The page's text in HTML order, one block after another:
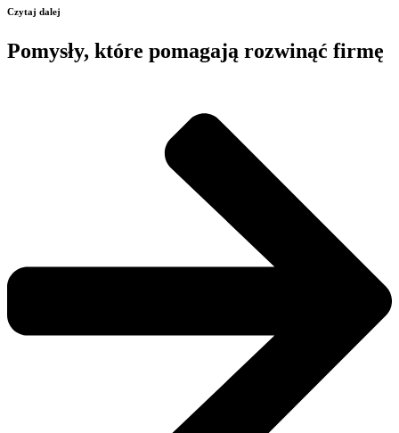
Czytaj dalej
Pomysły, które pomagają rozwinąć firmę